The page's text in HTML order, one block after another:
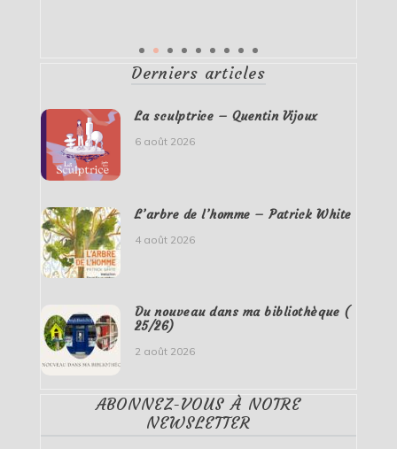
Derniers articles
La sculptrice – Quentin Vijoux
6 août 2026
L’arbre de l’homme – Patrick White
4 août 2026
Du nouveau dans ma bibliothèque (
25/26)
2 août 2026
ABONNEZ-VOUS À NOTRE
NEWSLETTER